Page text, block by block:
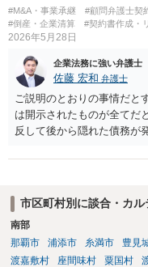
#M&A・事業承継 #顧問弁護士契
#倒産・企業清算
#契約書作成・
2026年5月28日
企業法務に強い弁護士
佐藤 宏和 弁護士
ご説明のとおりの事情だと
は開示されたものが全てだ
反して後から隠れた債務が
渡は成立しないでしょう。
取ることになりますが、譲
約がない限り、争いが起き
は、口座は法人名義のもの
ば売却側に責任追及が来る
するような相手であればそ
市区町村別に談合・カ
南部
那覇市
浦添市 糸満市 豊見
渡嘉敷村
座間味村 粟国村